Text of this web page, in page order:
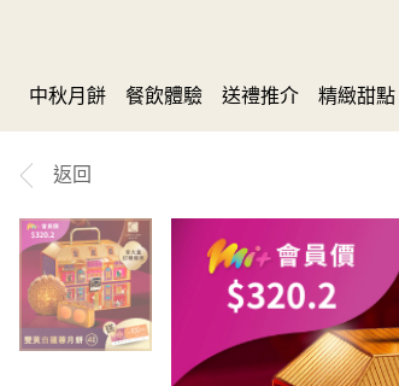
中秋月餅 餐飲體驗 送禮推介 精緻甜點
返回